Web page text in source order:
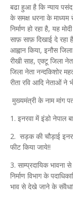
बढा हुआ है कि न्याय पसंद
के समक्ष धरना के
निर्माण हो रहा है, यह
साफ़ साफ़ दिखाई दे
आह्वान किया, इनौस
रीखी साह, एक्टू जिला
जिला नेता नन्दकिशोर
रीता रवि आदि नेताओं ने
मुख्यमंत्री के नाम मांग
1. इनरवा में इंडो नेपाल
2. सड़क की चौड़ाई
फीट किया जाये!!
3. साम्प्रदायिक भावना
निर्माण विभाग के
भाव से देखे जाने के